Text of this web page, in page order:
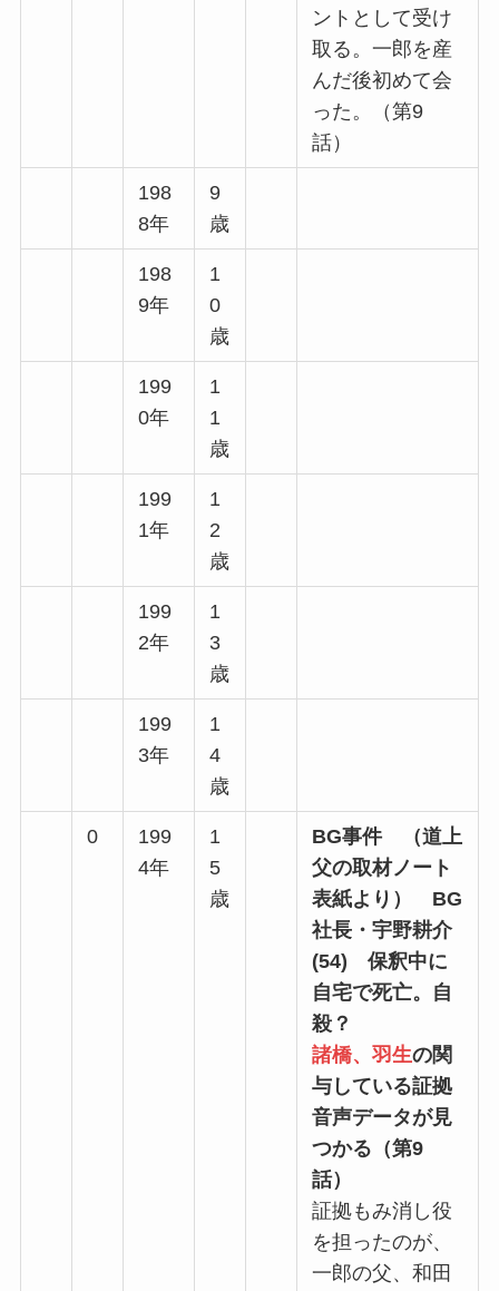
ントとして受け
取る。一郎を産
んだ後初めて会
った。（第9
話）
198
8年
9
歳
198
9年
1
0
歳
199
0年
1
1
歳
199
1年
1
2
歳
199
2年
1
3
歳
199
3年
1
4
歳
0
199
4年
1
5
歳
BG事件 （道上
父の取材ノート
表紙より） BG
社長・宇野耕介
(54) 保釈中に
自宅で死亡。自
殺？
諸橋、羽生の関
与している証拠
音声データが見
つかる（第9
話）
証拠もみ消し役
を担ったのが、
一郎の父、和田